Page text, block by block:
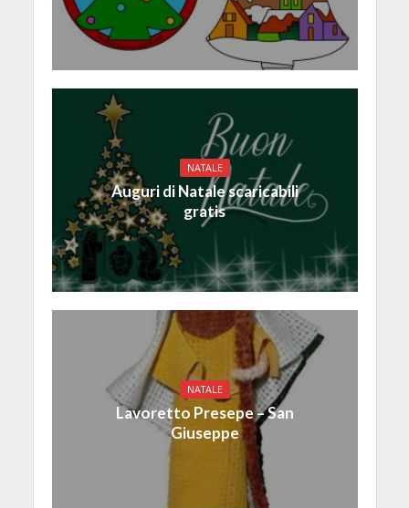
NATALE
Auguri di Natale scaricabili
gratis
NATALE
Lavoretto Presepe – San
Giuseppe